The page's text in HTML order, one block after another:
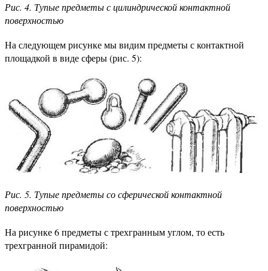
Рис. 4. Тупые предметы с цилиндрической контактной
поверхностью
На следующем рисунке мы видим предметы с контактной
площадкой в виде сферы (рис. 5):
Рис. 5. Тупые предметы со сферической контактной
поверхностью
На рисунке 6 предметы с трехгранным углом, то есть
трехгранной пирамидой: